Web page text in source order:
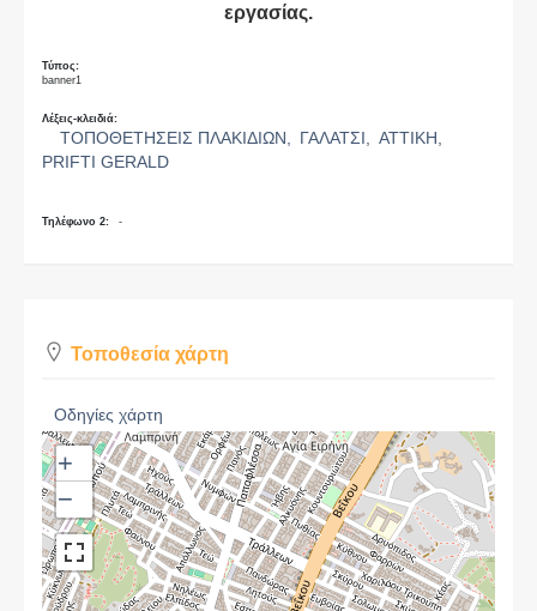
εργασίας.
Τύπος:
banner1
Λέξεις-κλειδιά:
ΤΟΠΟΘΕΤΗΣΕΙΣ ΠΛΑΚΙΔΙΩΝ, ΓΑΛΑΤΣΙ,
ΑΤΤΙΚΗ,
PRIFTI GERALD
Τηλέφωνο 2: -
Τοποθεσία χάρτη
Οδηγίες χάρτη
+
−